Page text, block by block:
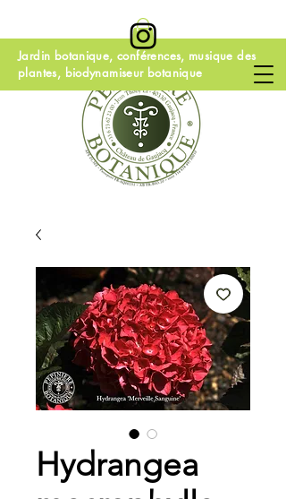
Jardin botanique, conférences, musique des
plantes, biodynamiseur botanique
Hydrangea